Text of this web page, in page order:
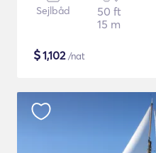
Sejlbåd
50 ft
15 m
$1,102/nat